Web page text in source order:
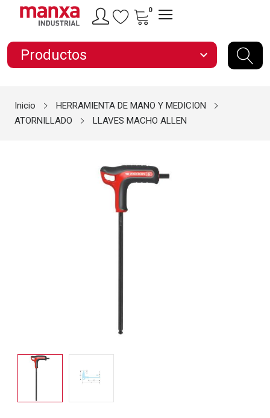
0
Productos expand_more
Inicio
HERRAMIENTA DE MANO Y MEDICION
ATORNILLADO
LLAVES MACHO ALLEN